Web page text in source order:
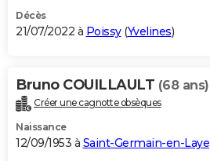
Décès
21/07/2022 à Poissy(Yvelines)
Bruno COUILLAULT (68 ans)
Créer une cagnotte obsèques
Naissance
12/09/1953 à Saint-Germain-en-Laye